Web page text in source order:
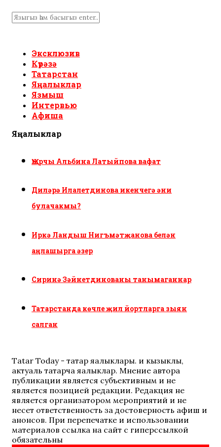
Эксклюзив
Күрәзә
Татарстан
Яңалыклар
Язмыш
Интервью
Афиша
Яңалыклар
Җырчы Альбина Латыйпова вафат
Диләрә Илалетдинова икенчегә әни
булачакмы?
Иркә Ландыш Нигъмәтҗанова белән
аңлашырга әзер
Сиринә Зәйнетдинованы танымаганнар
Татарстанда көчле җил йортларга зыян
салган
Tatar Today - татар яңалыклары. иң кызыклы,
актуаль татарча яңалыклар. Мнение автора
публикации является субъективным и не
является позицией редакции. Редакция не
является организатором мероприятий и не
несет ответственность за достоверность афиш и
анонсов. При перепечатке и использовании
материалов ссылка на сайт с гиперссылкой
обязательны